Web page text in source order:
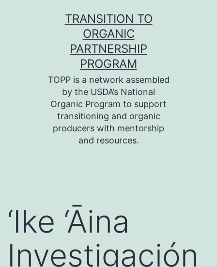
TRANSITION TO
ORGANIC
PARTNERSHIP
PROGRAM
TOPP is a network assembled
by the USDA’s National
Organic Program to support
transitioning and organic
producers with mentorship
and resources.
‘Ike ‘Āina
Investigación